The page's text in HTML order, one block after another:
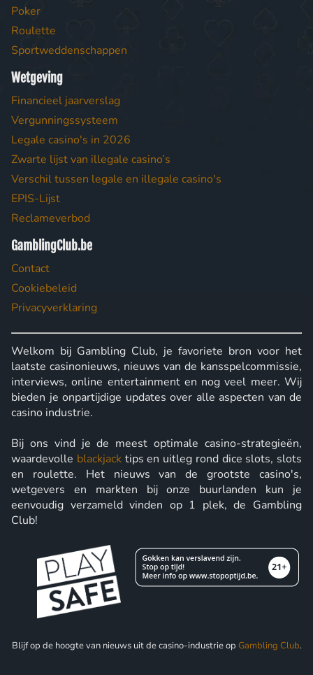
Poker
Roulette
Sportweddenschappen
Wetgeving
Financieel jaarverslag
Vergunningssysteem
Legale casino's in 2026
Zwarte lijst van illegale casino’s
Verschil tussen legale en illegale casino's
EPIS-Lijst
Reclameverbod
GamblingClub.be
Contact
Cookiebeleid
Privacyverklaring
Welkom bij Gambling Club, je favoriete bron voor het
laatste casinonieuws, nieuws van de kansspelcommissie,
interviews, online entertainment en nog veel meer. Wij
bieden je onpartijdige updates over alle aspecten van de
casino industrie.
Bij ons vind je de meest optimale casino-strategieën,
waardevolle blackjacktips en uitleg rond dice slots, slots
en roulette. Het nieuws van de grootste casino's,
wetgevers en markten bij onze buurlanden kun je
eenvoudig verzameld vinden op 1 plek, de Gambling
Club!
Blijf op de hoogte van nieuws uit de casino-industrie op Gambling Club.